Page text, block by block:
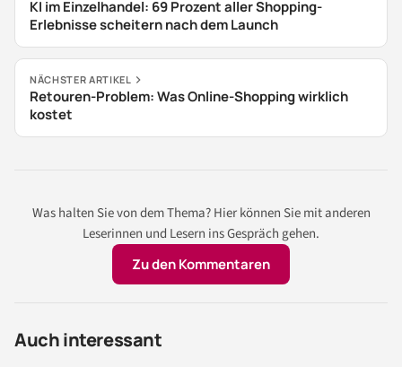
KI im Einzelhandel: 69 Prozent aller Shopping-
Erlebnisse scheitern nach dem Launch
NÄCHSTER ARTIKEL
Retouren-Problem: Was Online-Shopping wirklich
kostet
Was halten Sie von dem Thema? Hier können Sie mit anderen
Leserinnen und Lesern ins Gespräch gehen.
Zu den Kommentaren
Auch interessant